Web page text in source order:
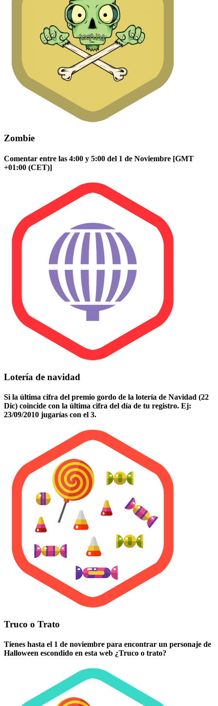
Zombie
Comentar entre las 4:00 y 5:00 del 1 de Noviembre [GMT
+01:00 (CET)]
Lotería de navidad
Si la última cifra del premio gordo de la lotería de Navidad (22
Dic) coincide con la última cifra del día de tu registro. Ej:
23/09/2010 jugarías con el 3.
Truco o Trato
Tienes hasta el 1 de noviembre para encontrar un personaje de
Halloween escondido en esta web ¿Truco o trato?